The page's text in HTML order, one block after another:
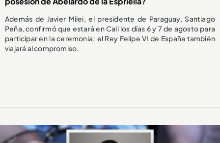
Además de Javier Milei, el presidente de Paraguay, Santiago
Peña, confirmó que estará en Cali los días 6 y 7 de agosto para
participar en la ceremonia; el Rey Felipe VI de España también
viajará al compromiso.